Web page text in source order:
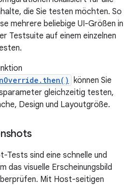
die Sie testen möchten. So
mehrere beliebige UI-Größen in
Testsuite auf einem einzelnen
können Sie
gleichzeitig testen,
Design und Layoutgröße.
sind eine schnelle und
das visuelle Erscheinungsbild
Mit Host-seitigen